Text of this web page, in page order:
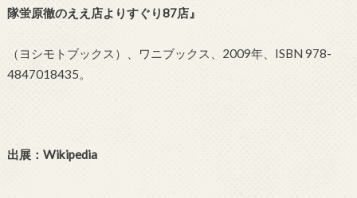
隊蛍原徹のええ店よりすぐり87店』
（ヨシモトブックス）、ワニブックス、2009年、ISBN 978-
4847018435。
出展：Wikipedia